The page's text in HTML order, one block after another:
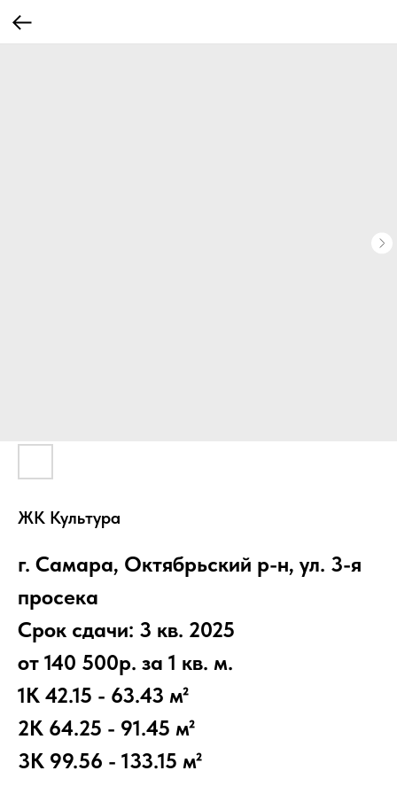
ЖК Культура
г. Самара, Октябрьский р-н, ул. 3-я
просека
Срок сдачи: 3 кв. 2025
от 140 500р. за 1 кв. м.
1К 42.15 - 63.43 м²
2К 64.25 - 91.45 м²
3К 99.56 - 133.15 м²